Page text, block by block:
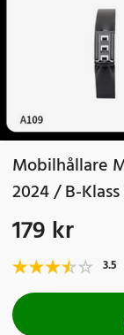
Mobilhållare
2024 / B-
Pris:179 kr
179 kr
3.5